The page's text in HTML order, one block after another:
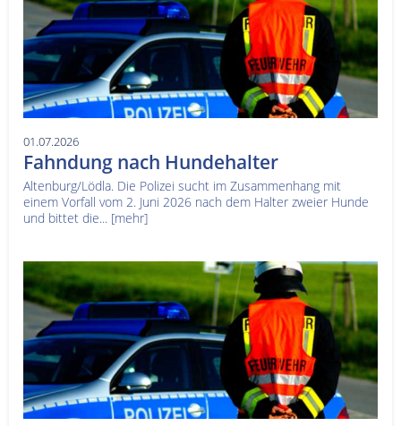
01.07.2026
Fahndung nach Hundehalter
Altenburg/Lödla. Die Polizei sucht im Zusammenhang mit
einem Vorfall vom 2. Juni 2026 nach dem Halter zweier Hunde
und bittet die... [mehr]